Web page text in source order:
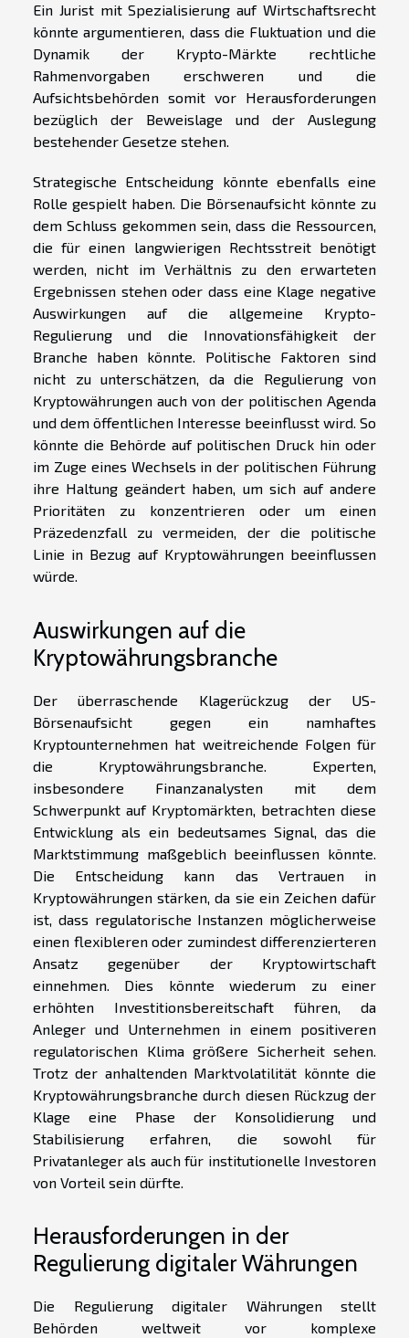
Ein Jurist mit Spezialisierung auf Wirtschaftsrecht
könnte argumentieren, dass die Fluktuation und die
Dynamik der Krypto-Märkte rechtliche
Rahmenvorgaben erschweren und die
Aufsichtsbehörden somit vor Herausforderungen
bezüglich der Beweislage und der Auslegung
bestehender Gesetze stehen.
Strategische Entscheidung könnte ebenfalls eine
Rolle gespielt haben. Die Börsenaufsicht könnte zu
dem Schluss gekommen sein, dass die Ressourcen,
die für einen langwierigen Rechtsstreit benötigt
werden, nicht im Verhältnis zu den erwarteten
Ergebnissen stehen oder dass eine Klage negative
Auswirkungen auf die allgemeine Krypto-
Regulierung und die Innovationsfähigkeit der
Branche haben könnte. Politische Faktoren sind
nicht zu unterschätzen, da die Regulierung von
Kryptowährungen auch von der politischen Agenda
und dem öffentlichen Interesse beeinflusst wird. So
könnte die Behörde auf politischen Druck hin oder
im Zuge eines Wechsels in der politischen Führung
ihre Haltung geändert haben, um sich auf andere
Prioritäten zu konzentrieren oder um einen
Präzedenzfall zu vermeiden, der die politische
Linie in Bezug auf Kryptowährungen beeinflussen
würde.
Auswirkungen auf die
Kryptowährungsbranche
Der überraschende Klagerückzug der US-
Börsenaufsicht gegen ein namhaftes
Kryptounternehmen hat weitreichende Folgen für
die Kryptowährungsbranche. Experten,
insbesondere Finanzanalysten mit dem
Schwerpunkt auf Kryptomärkten, betrachten diese
Entwicklung als ein bedeutsames Signal, das die
Marktstimmung maßgeblich beeinflussen könnte.
Die Entscheidung kann das Vertrauen in
Kryptowährungen stärken, da sie ein Zeichen dafür
ist, dass regulatorische Instanzen möglicherweise
einen flexibleren oder zumindest differenzierteren
Ansatz gegenüber der Kryptowirtschaft
einnehmen. Dies könnte wiederum zu einer
erhöhten Investitionsbereitschaft führen, da
Anleger und Unternehmen in einem positiveren
regulatorischen Klima größere Sicherheit sehen.
Trotz der anhaltenden Marktvolatilität könnte die
Kryptowährungsbranche durch diesen Rückzug der
Klage eine Phase der Konsolidierung und
Stabilisierung erfahren, die sowohl für
Privatanleger als auch für institutionelle Investoren
von Vorteil sein dürfte.
Herausforderungen in der
Regulierung digitaler Währungen
Die Regulierung digitaler Währungen stellt
Behörden weltweit vor komplexe